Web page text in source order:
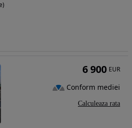
6 900 EUR
Conform mediei
Calculeaza rata